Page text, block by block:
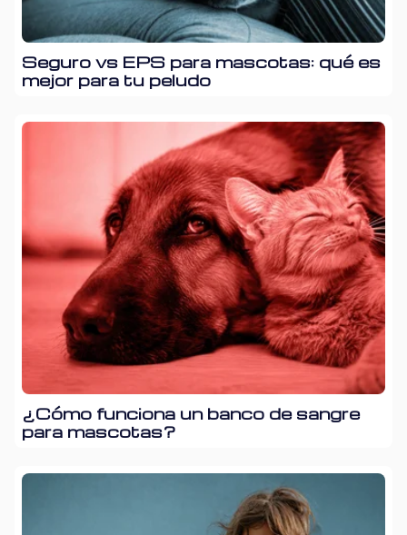
Seguro vs EPS para mascotas: qué es
mejor para tu peludo
¿Cómo funciona un banco de sangre
para mascotas?